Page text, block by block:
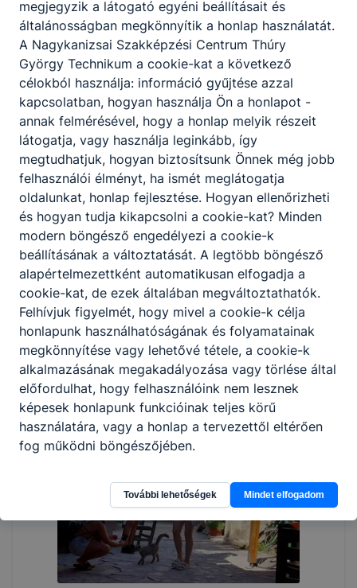
megjegyzik a látogató egyéni beállításait és
általánosságban megkönnyítik a honlap használatát.
A Nagykanizsai Szakképzési Centrum Thúry
György Technikum a cookie-kat a következő
célokból használja: információ gyűjtése azzal
kapcsolatban, hogyan használja Ön a honlapot -
annak felmérésével, hogy a honlap melyik részeit
látogatja, vagy használja leginkább, így
megtudhatjuk, hogyan biztosítsunk Önnek még jobb
felhasználói élményt, ha ismét meglátogatja
oldalunkat, honlap fejlesztése. Hogyan ellenőrizheti
és hogyan tudja kikapcsolni a cookie-kat? Minden
modern böngésző engedélyezi a cookie-k
beállításának a változtatását. A legtöbb böngésző
alapértelmezettként automatikusan elfogadja a
cookie-kat, de ezek általában megváltoztathatók.
Felhívjuk figyelmét, hogy mivel a cookie-k célja
honlapunk használhatóságának és folyamatainak
megkönnyítése vagy lehetővé tétele, a cookie-k
alkalmazásának megakadályozása vagy törlése által
előfordulhat, hogy felhasználóink nem lesznek
képesek honlapunk funkcióinak teljes körű
használatára, vagy a honlap a tervezettől eltérően
fog működni böngészőjében.
További lehetőségek Mindet elfogadom